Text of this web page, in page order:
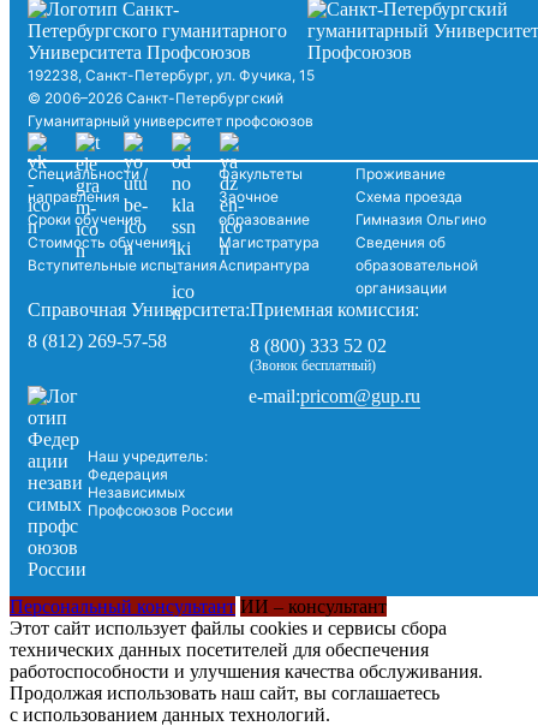
192238, Санкт-Петербург, ул. Фучика, 15
© 2006–2026 Санкт-Петербургский
Гуманитарный университет профсоюзов
Специальности /
направления
Сроки обучения
Стоимость обучения
Вступительные испытания
Факультеты
Заочное
образование
Магистратура
Аспирантура
Проживание
Схема проезда
Гимназия Ольгино
Сведения об
образовательной
организации
Справочная Университета:
8 (812) 269-57-58
Приемная комиссия:
8 (800) 333 52 02
(Звонок бесплатный)
Наш учредитель:
Федерация
Независимых
Профсоюзов России
e-mail:pricom@gup.ru
Персональный консультант ИИ – консультант
Этот сайт использует файлы cookies и сервисы сбора
технических данных посетителей для обеспечения
работоспособности и улучшения качества обслуживания.
Продолжая использовать наш сайт, вы соглашаетесь
с использованием данных технологий.